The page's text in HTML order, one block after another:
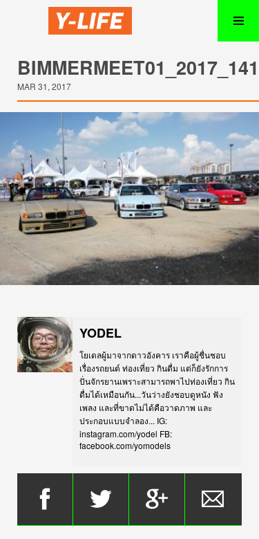
BIMMERMEET01_2017_141
MAR 31, 2017
YODEL
โยเดลผู้มาจากดาวอังคาร เราคือผู้ชื่นชอบ
เรื่องรถยนต์ ท่องเที่ยว กินดื่ม แต่ก็ยังรักการ
ปั่นจักรยานเพราะสามารถพาไปท่องเที่ยว กิน
ดื่มได้เหมือนกัน...วันว่างยังชอบดูหนัง ฟัง
เพลง และที่ขาดไม่ได้คือวาดภาพ และ
ประกอบแบบจำลอง... IG:
instagram.com/yodel FB:
facebook.com/yomodels